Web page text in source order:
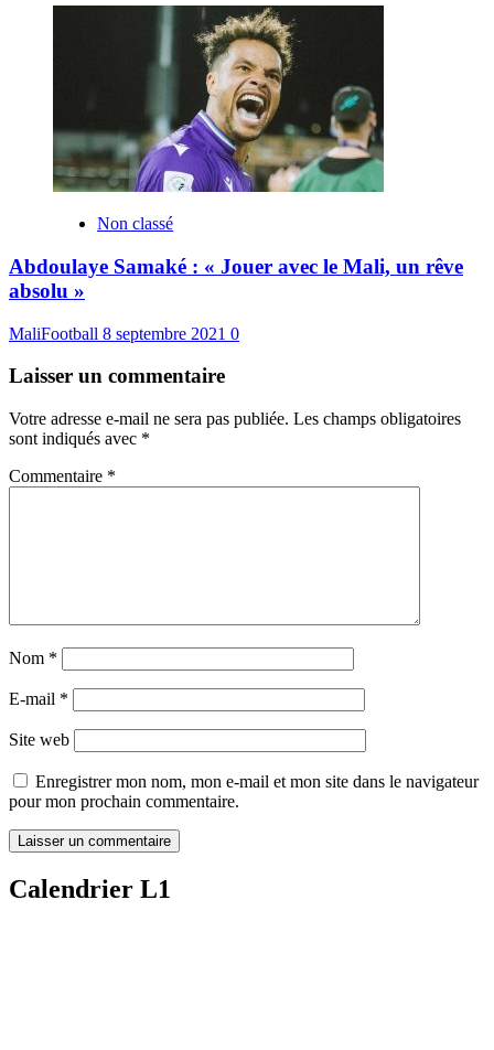
Non classé
Abdoulaye Samaké : « Jouer avec le Mali, un rêve
absolu »
MaliFootball 8 septembre 2021 0
Laisser un commentaire
Votre adresse e-mail ne sera pas publiée. Les champs obligatoires
sont indiqués avec *
Commentaire *
Nom *
E-mail *
Site web
Enregistrer mon nom, mon e-mail et mon site dans le navigateur
pour mon prochain commentaire.
Calendrier L1